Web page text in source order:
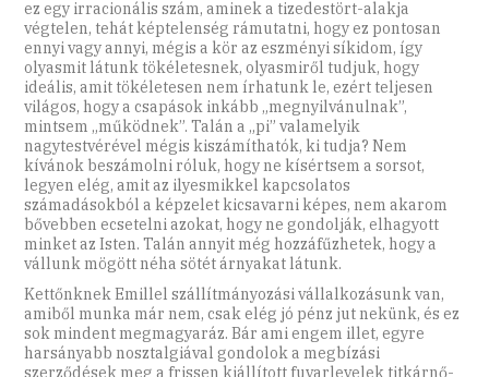
ez egy irracionális szám, aminek a tizedestört-alakja
végtelen, tehát képtelenség rámutatni, hogy ez pontosan
ennyi vagy annyi, mégis a kör az eszményi síkidom, így
olyasmit látunk tökéletesnek, olyasmiről tudjuk, hogy
ideális, amit tökéletesen nem írhatunk le, ezért teljesen
világos, hogy a csapások inkább „megnyilvánulnak”,
mintsem „működnek”. Talán a „pi” valamelyik
nagytestvérével mégis kiszámíthatók, ki tudja? Nem
kívánok beszámolni róluk, hogy ne kísértsem a sorsot,
legyen elég, amit az ilyesmikkel kapcsolatos
számadásokból a képzelet kicsavarni képes, nem akarom
bővebben ecsetelni azokat, hogy ne gondolják, elhagyott
minket az Isten. Talán annyit még hozzáfűzhetek, hogy a
vállunk mögött néha sötét árnyakat látunk.
Kettőnknek Emillel szállítmányozási vállalkozásunk van,
amiből munka már nem, csak elég jó pénz jut nekünk, és ez
sok mindent megmagyaráz. Bár ami engem illet, egyre
harsányabb nosztalgiával gondolok a megbízási